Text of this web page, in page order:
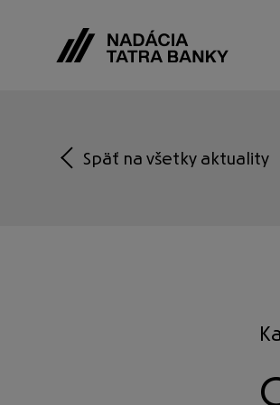
Späť na všetky aktuality